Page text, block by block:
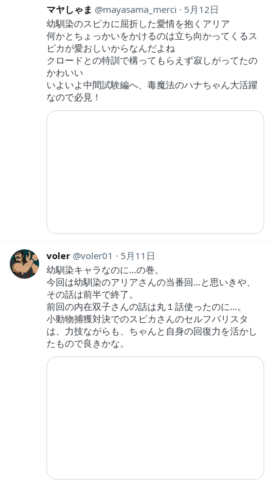
マヤしゃま mayasama_merci
5月12日
幼馴染のスピカに屈折した愛情を抱くアリア
何かとちょっかいをかけるのは立ち向かってくるス
ピカが愛おしいからなんだよね
クロードとの特訓で構ってもらえず寂しがってたの
かわいい
いよいよ中間試験編へ、毒魔法のハナちゃん大活躍
なので必見！
voler voler01
5月11日
幼馴染キャラなのに…の巻。
今回は幼馴染のアリアさんの当番回…と思いきや、
その話は前半で終了。
前回の内在双子さんの話は丸１話使ったのに…。
小動物捕獲対決でのスピカさんのセルフバリスタ
は、力技ながらも、ちゃんと自身の回復力を活かし
たもので良きかな。